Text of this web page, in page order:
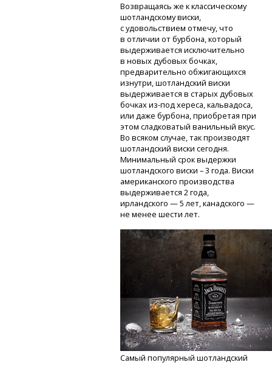
Возвращаясь же к классическому
шотландскому виски,
с удовольствием отмечу, что
в отличии от бурбона, который
выдерживается исключительно
в новых дубовых бочках,
предварительно обжигающихся
изнутри, шотландский виски
выдерживается в старых дубовых
бочкахиз-подхереса, кальвадоса,
или даже бурбона, приобретая при
этом сладковатый ванильный вкус.
Во всяком случае, так производят
шотландский виски сегодня.
Минимальный срок выдержки
шотландского виски – 3 года. Виски
американского производства
выдерживается 2 года,
ирландского — 5 лет, канадского —
не менее шести лет.
Самый популярный шотландский